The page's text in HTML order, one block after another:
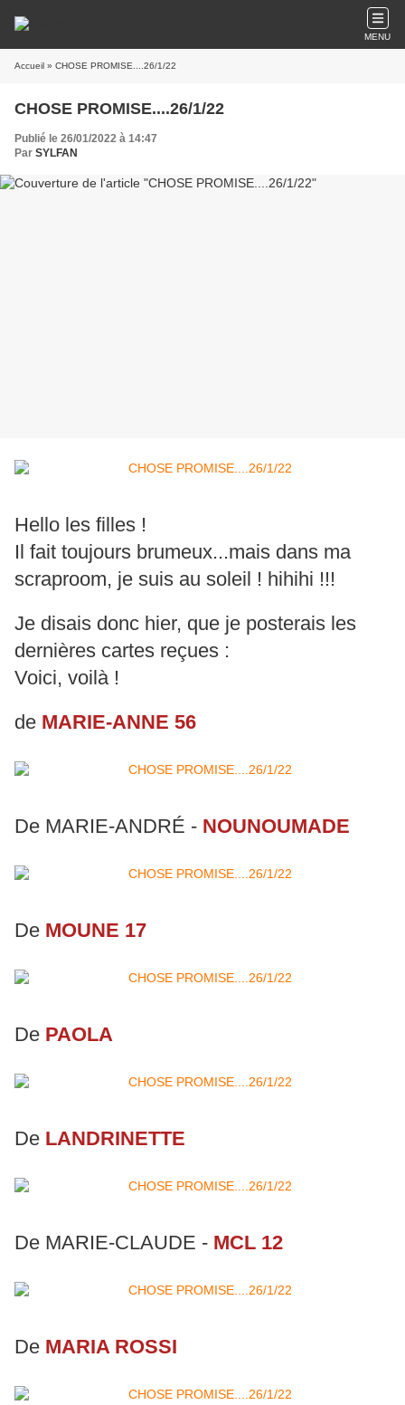
MENU
Accueil » CHOSE PROMISE....26/1/22
CHOSE PROMISE....26/1/22
Publié le 26/01/2022 à 14:47
Par SYLFAN
Hello les filles !
Il fait toujours brumeux...mais dans ma
scraproom, je suis au soleil ! hihihi !!!
Je disais donc hier, que je posterais les
dernières cartes reçues :
Voici, voilà !
de MARIE-ANNE 56
De MARIE-ANDRÉ - NOUNOUMADE
De MOUNE 17
De PAOLA
De LANDRINETTE
De MARIE-CLAUDE - MCL 12
De MARIA ROSSI